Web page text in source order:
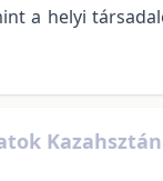
a helyi